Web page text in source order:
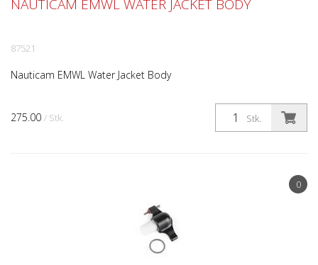
275.00 / Stk. Stk.
NAUTICAM EMWL WATER JACKET BODY
87521
Nauticam EMWL Water Jacket Body
0